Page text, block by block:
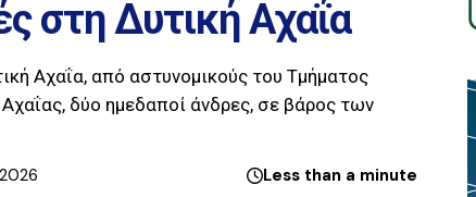
στη Δυτική Αχαΐα
Αχαΐα, από αστυνομικούς του Τμήματος
δύο ημεδαποί άνδρες, σε βάρος των
Less than a minute